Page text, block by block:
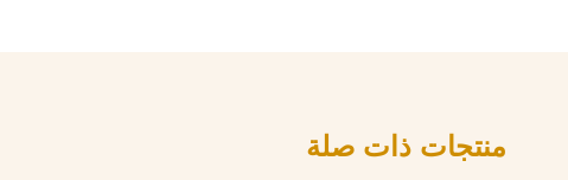
منتجات ذات صلة